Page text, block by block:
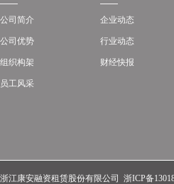
公司简介
公司优势
组织构架
员工风采
企业动态
行业动态
财经快报
浙江康安融资租赁股份有限公司 浙ICP备